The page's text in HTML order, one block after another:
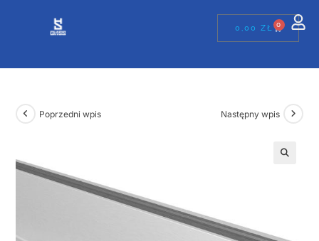
0,00ZŁ 0
Poprzedni wpis Następny wpis